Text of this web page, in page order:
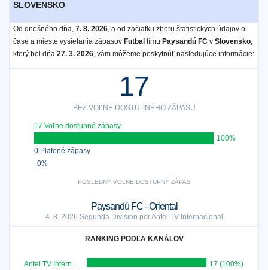
SLOVENSKO
Od dnešného dňa, 7. 8. 2026, a od začiatku zberu štatistických údajov o
čase a mieste vysielania zápasov Futbal tímu Paysandú FC v Slovensko,
ktorý bol dňa 27. 3. 2026, vám môžeme poskytnúť nasledujúce informácie:
17
BEZ VOĽNE DOSTUPNÉHO ZÁPASU
17 Voľne dostupné zápasy
100%
0 Platené zápasy
0%
POSLEDNÝ VOĽNE DOSTUPNÝ ZÁPAS
Paysandú FC - Oriental
4. 8. 2026 Segunda Division por Antel TV Internacional
RANKING PODĽA KANÁLOV
Antel TV Internacional 17 (100%)